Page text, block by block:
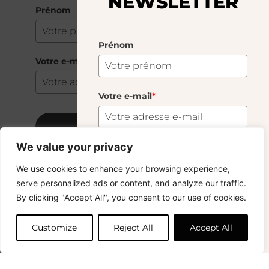
We value your privacy
We use cookies to enhance your browsing experience,
serve personalized ads or content, and analyze our traffic.
By clicking "Accept All", you consent to our use of cookies.
Customize Reject All Accept All
Prénom
Votre e-mail
S'abonner
Copyright © 2024 – © La Soufflerie.
Toutes les créations, tous les designs et tous les contenus sont
protégés par le droit d’auteur et le droit des marques.
Photos non contractuelles.
Prénom
Votre e-mail*
Vous voulez rester informé ? Inscrivez-vous